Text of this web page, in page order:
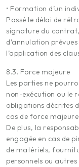
• Formation d’un
Passé le délai de
signature du
d’annulation
l’application des
8.3. Force majeure
Les parties ne
non-exécution ou le
obligations décrites
cas de force
De plus, la
engagée en cas de
de matériels,
personnels ou autres